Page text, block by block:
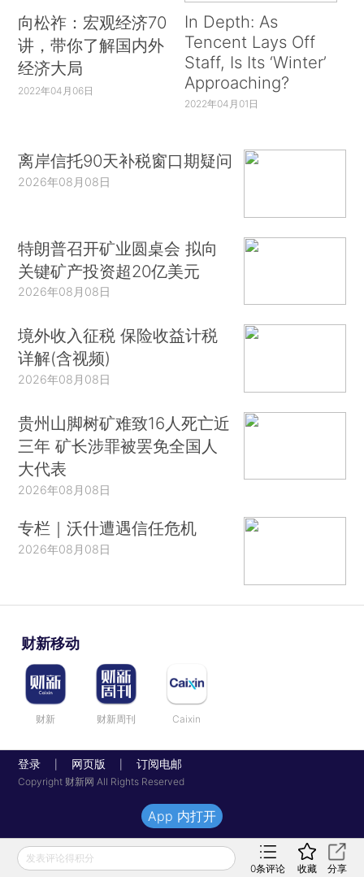
向松祚：宏观经济70
讲，带你了解国内外
经济大局
2022年04月06日
In Depth: As
Tencent Lays Off
Staff, Is Its ‘Winter’
Approaching?
2022年04月01日
离岸信托90天补税窗口期疑问
2026年08月08日
特朗普召开矿业圆桌会 拟向
关键矿产投资超20亿美元
2026年08月08日
境外收入征税 保险收益计税
详解(含视频)
2026年08月08日
贵州山脚树矿难致16人死亡近
三年 矿长涉罪被罢免全国人
大代表
2026年08月08日
专栏｜沃什遭遇信任危机
2026年08月08日
财新移动
财新 财新周刊 Caixin
登录 网页版 订阅电邮
Copyright 财新网 All Rights Reserved
发表评论得积分
0条评论 收藏 分享
App 内打开